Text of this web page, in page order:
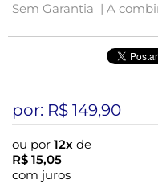
Sem Garantia | A
por: R$ 149,90
ou por 12x de
R$ 15,05
com juros